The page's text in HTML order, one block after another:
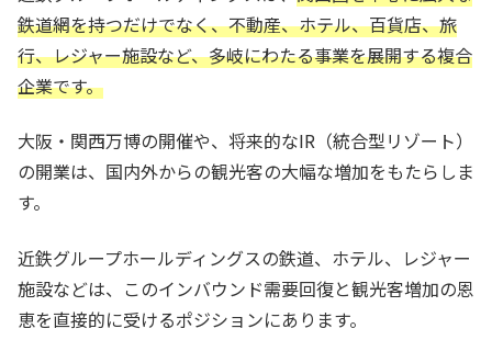
鉄道網を持つだけでなく、不動産、ホテル、百貨店、旅
行、レジャー施設など、多岐にわたる事業を展開する複合
企業です。
大阪・関西万博の開催や、将来的なIR（統合型リゾート）
の開業は、国内外からの観光客の大幅な増加をもたらしま
す。
近鉄グループホールディングスの鉄道、ホテル、レジャー
施設などは、このインバウンド需要回復と観光客増加の恩
恵を直接的に受けるポジションにあります。